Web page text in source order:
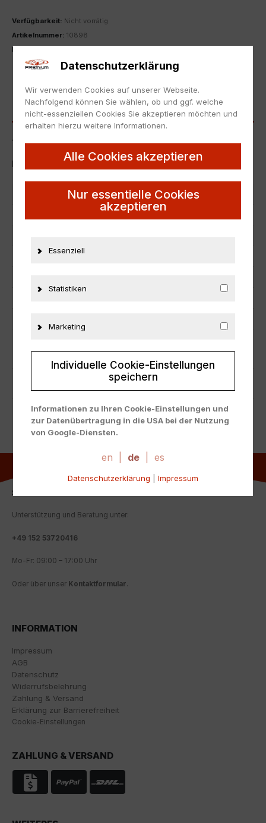
Verfügbarkeit: Nicht vorrätig
Artikelnummer: 10898
Kategorie:
ZUR MERKLISTE HINZUFÜGEN
BESCHREIBUNG
1:43 Minichamps VW NEW Beetle red/ beige
Neu, die Originalverpackung weist Lagerspuren auf.
Artikelnummer 10898
Maßstab
ZUSÄTZLICHE INFORMATIONEN
PRODUKTSICHERHEIT
SERVICE-HOTLINE
Unterstützung und Beratung unter:
+49 152 53720416
Mo-Fr: 09:00 – 17:00 Uhr
Oder über unser Kontaktformular.
INFORMATION
Impressum
AGB
Datenschutz
Widerrufsbelehrung
Zahlung & Versand
Erklärung zur Barrierefreiheit
Cookie-Einstellungen
ZAHLUNG & VERSAND
Datenschutzerklärung
Wir verwenden Cookies auf unserer Webseite.
Nachfolgend können Sie wählen, ob und ggf. welche
nicht-essenziellen Cookies Sie akzeptieren möchten und
erhalten hierzu weitere Informationen.
Alle Cookies akzeptieren
Nur essentielle Cookies
akzeptieren
Essenziell
Statistiken
Marketing
Individuelle Cookie-Einstellungen
speichern
Informationen zu Ihren Cookie-Einstellungen und
zur Datenübertragung in die USA bei der Nutzung
von Google-Diensten.
Cookies sind absolut notwendig, um unsere Website
werden nur gesetzt, wenn Sie ihrer Verwendung
Über die Auswahl bestimmter Cookies in den
wesentliche Cookies ", "alle Cookies akzeptieren"
möchten.
Die Zustimmung zur Verwendung von nicht
der Seite finden. Ergänzende Informationen finden Sie
Analyse und statistische Auswertung der Website zu
erhalten, um die Website und das Nutzererlebnis zu
verbessern. Dabei wird das Nutzerverhalten an
Google LLC übermittelt und die besuchten Seiten, die
Verweildauer auf der Seite und die Interaktion
Profilbildung und zur Verknüpfung mit anderen
Indem Sie das mit den Google-Diensten verbundene
Google verarbeitet werden. Die USA werden vom
en de es
Datenschutzerklärung Impressum